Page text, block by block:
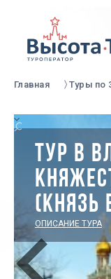
Главная Туры по
ТУР В
(КНЯЗЬ
ОПИСАНИЕ ТУРА